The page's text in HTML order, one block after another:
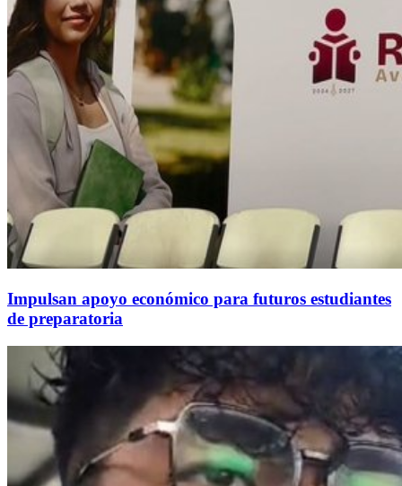
Impulsan apoyo económico para futuros estudiantes
de preparatoria